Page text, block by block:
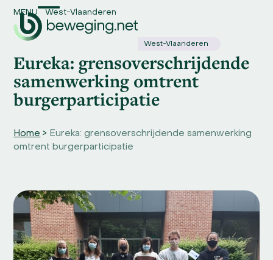
content
West-Vlaanderen
MENU
Open
menu
Close
menu
West-Vlaanderen
Eureka: grensoverschrijdende
samenwerking omtrent
burgerparticipatie
Home > Eureka: grensoverschrijdende samenwerking
omtrent burgerparticipatie